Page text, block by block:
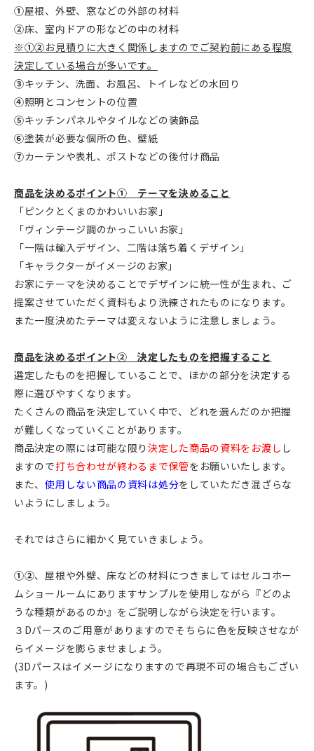
①屋根、外壁、窓などの外部の材料
②床、室内ドアの形などの中の材料
※①②お見積りに大きく関係しますのでご契約前にある程度
決定している場合が多いです。
③キッチン、洗面、お風呂、トイレなどの水回り
④照明とコンセントの位置
⑤キッチンパネルやタイルなどの装飾品
⑥塗装が必要な個所の色、壁紙
⑦カーテンや表札、ポストなどの後付け商品
商品を決めるポイント① テーマを決めること
「ピンクとくまのかわいいお家」
「ヴィンテージ調のかっこいいお家」
「一階は輸入デザイン、二階は落ち着くデザイン」
「キャラクターがイメージのお家」
お家にテーマを決めることでデザインに統一性が生まれ、ご
提案させていただく資料もより洗練されたものになります。
また一度決めたテーマは変えないように注意しましょう。
商品を決めるポイント② 決定したものを把握すること
選定したものを把握していることで、ほかの部分を決定する
際に選びやすくなります。
たくさんの商品を決定していく中で、どれを選んだのか把握
が難しくなっていくことがあります。
商品決定の際には可能な限り決定した商品の資料をお渡し し
ますので打ち合わせが終わるまで保管をお願いいたします。
また、使用しない商品の資料は処分をしていただき混ざらな
いようにしましょう。
それではさらに細かく見ていきましょう。
①②、屋根や外壁、床などの材料につきましてはセルコホー
ムショールームにありますサンプルを使用しながら『どのよ
うな種類があるのか』をご説明しながら決定を行います。
３Dパースのご用意がありますのでそちらに色を反映させなが
らイメージを膨らませましょう。
(3Dパースはイメージになりますので再現不可の場合もござい
ます。)